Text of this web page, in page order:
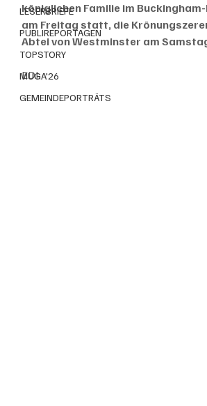
LESERBRIEFE
PUBLIREPORTAGEN
TOPSTORY
MUGA'26
GEMEINDEPORTRÄTS
königlichen Familie im
am Freitag statt, die
Abtei von Westminster am
EDI